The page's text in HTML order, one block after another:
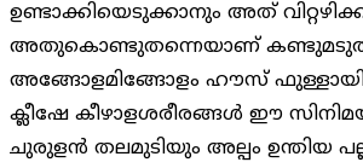
ഉണ്ടാക്കിയെടുക്കാനും അത്
അതുകൊണ്ടുതന്നെയാണ് കണ്ടുമടുത്ത
അങ്ങോളമിങ്ങോളം ഹൗസ് ഫുള്ളായി
ക്ലീഷേ കീഴാളശരീരങ്ങൾ ഈ
ചുരുളൻ തലമുടിയും അല്പം ഉന്തിയ